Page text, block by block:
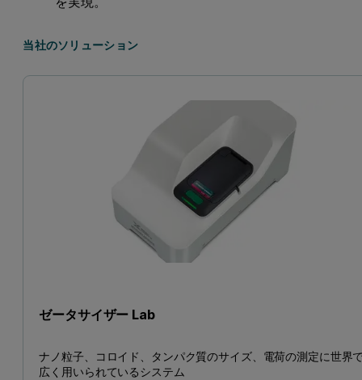
当社のソリューション
ゼータサイザー Lab
ナノ粒子、コロイド、タンパク質のサイズ、電荷の測定に世界
広く用いられているシステム